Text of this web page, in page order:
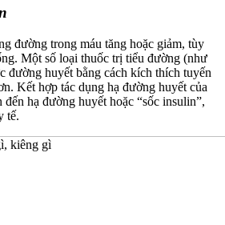
đường trong máu tăng hoặc giảm, tùy
Một số loại thuốc trị tiểu đường (như
đường huyết bằng cách kích thích tuyến
Kết hợp tác dụng hạ đường huyết của
hạ đường huyết hoặc “sốc insulin”,
tế.